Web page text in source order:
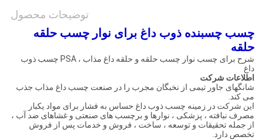
توضیحات محصول
چسب چسبنده ذوب داغ برای نوار چسب حلقه
حلقه
شرح برای چسب نوار چسب حلقه و حلقه داغ مذاب ، PSA چسب ذوب
داغ
اطلاعات شرکت
شانگهای جاور تیمی از نخبگان مجرب را در صنعت چسب داغ مذاب جذب
می کند.
این شرکت در زمینه چسب ذوب داغ حساس به فشار برای مواد یکبار
مصرف نبافته ، پزشکی ، نوارها و برچسب های صنعتی و غشاهای ضد آب ،
از جمله تحقیقات و توسعه ، ساخت ، فروش و خدمات پس از فروش
تخصص دارد.